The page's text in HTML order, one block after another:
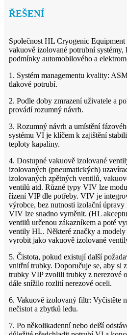
ŘEŠENÍ
Společnost HL Cryogenic
vakuově izolované potrubní systémy,
podmínky automobilového a
1. Systém managementu kvality:
tlakové potrubí.
2. Podle doby zmrazení uživatele a
provádí rozumný návrh.
3. Rozumný návrh a umístění
systému VI je klíčem k zajištění
teploty kapaliny.
4. Dostupné vakuově izolované
izolovaných (pneumatických)
izolovaných zpětných ventilů,
ventilů atd. Různé typy VIV lze
řízení VIP dle potřeby. VIV je
výrobce, bez nutnosti izolační úpravy
VIV lze snadno vyměnit. (HL
ventilů určenou zákazníkem a poté
ventily HL. Některé značky a
vyrobit jako vakuově izolované
5. Čistota, pokud existují další
vnitřní trubky. Doporučuje se, aby si
trubky VIP zvolili trubky z nerezové
dále snížilo rozlití nerezové oceli.
6. Vakuově izolovaný filtr: Vyčistěte
nečistot a zbytků ledu.
7. Po několikadenní nebo delší